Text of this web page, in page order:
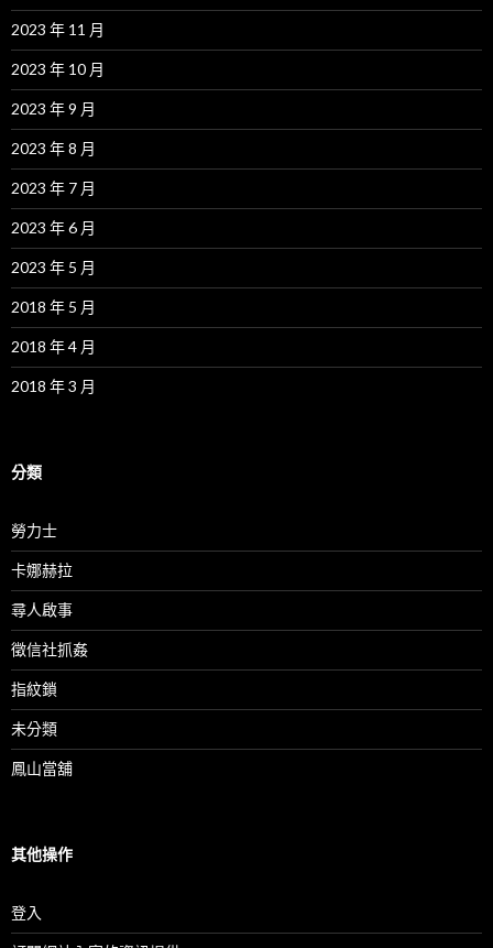
2023 年 11 月
2023 年 10 月
2023 年 9 月
2023 年 8 月
2023 年 7 月
2023 年 6 月
2023 年 5 月
2018 年 5 月
2018 年 4 月
2018 年 3 月
分類
勞力士
卡娜赫拉
尋人啟事
徵信社抓姦
指紋鎖
未分類
鳳山當舖
其他操作
登入